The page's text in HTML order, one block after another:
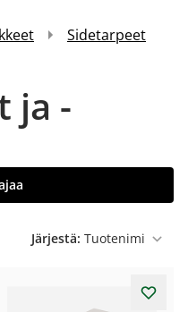
Sidetarpeet
ja -
Järjestä: